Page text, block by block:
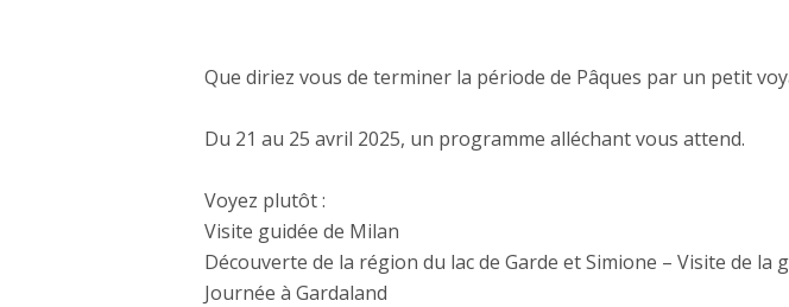
Que diriez vous de terminer la période de Pâques par un petit
Du 21 au 25 avril 2025, un programme alléchant vous attend.
Voyez plutôt :
Visite guidée de Milan
Découverte de la région du lac de Garde et Simione – Visite de
Journée à Gardaland